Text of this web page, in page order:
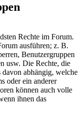
Rechte im Forum.
ausführen; z. B.
Benutzergruppen
usw. Die Rechte, die
abhängig, welche
oder ein anderer
können auch volle
ihnen das